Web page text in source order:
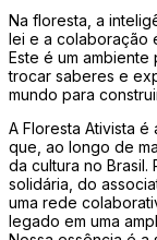
Na floresta, a
lei e a colaboração
Este é um
trocar saberes e
mundo para
A Floresta Ativista
que, ao longo de
da cultura no
solidária, do
uma rede
legado em uma